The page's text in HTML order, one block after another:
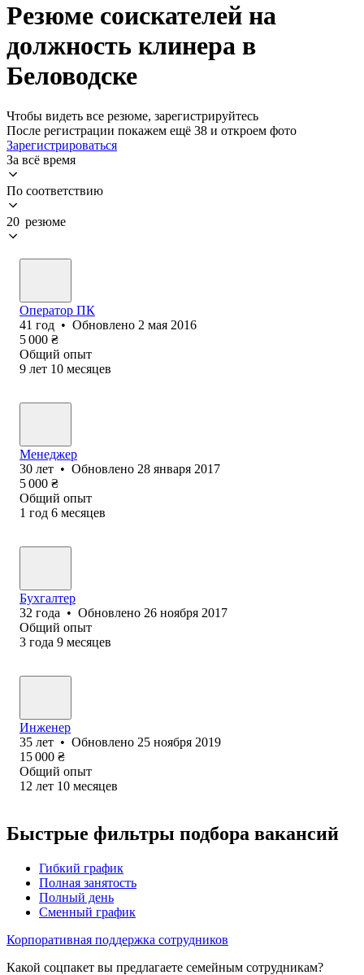
Резюме соискателей на
должность клинера в
Беловодске
Чтобы видеть все резюме, зарегистрируйтесь
После регистрации покажем ещё 38 и откроем фото
Зарегистрироваться
За всё время
По соответствию
20 резюме
Оператор ПК
41 год • Обновлено 2 мая 2016
5 000 ₴
Общий опыт
9 лет 10 месяцев
Менеджер
30 лет • Обновлено 28 января 2017
5 000 ₴
Общий опыт
1 год 6 месяцев
Бухгалтер
32 года • Обновлено 26 ноября 2017
Общий опыт
3 года 9 месяцев
Инженер
35 лет • Обновлено 25 ноября 2019
15 000 ₴
Общий опыт
12 лет 10 месяцев
Быстрые фильтры подбора вакансий
Гибкий график
Полная занятость
Полный день
Сменный график
Корпоративная поддержка сотрудников
Какой соцпакет вы предлагаете семейным сотрудникам?